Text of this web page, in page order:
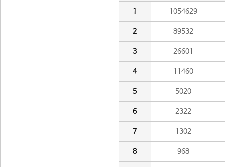
1 1054629
2 89532
3 26601
4 11460
5 5020
6 2322
7 1302
8 968